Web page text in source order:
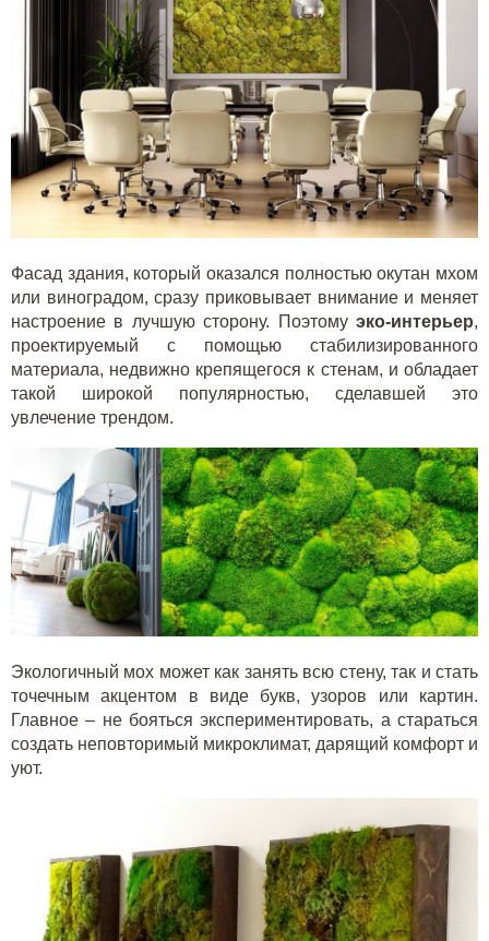
Фасад здания, который оказался полностью окутан мхом
или виноградом, сразу приковывает внимание и меняет
настроение в лучшую сторону. Поэтому эко-интерьер,
проектируемый с помощью стабилизированного
материала, недвижно крепящегося к стенам, и обладает
такой широкой популярностью, сделавшей это
увлечение трендом.
Экологичный мох может как занять всю стену, так и стать
точечным акцентом в виде букв, узоров или картин.
Главное – не бояться экспериментировать, а стараться
создать неповторимый микроклимат, дарящий комфорт и
уют.